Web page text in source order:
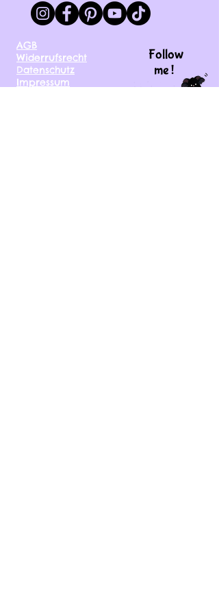
AGB
Widerrufsrecht
Datenschutz
Impressum
Follow
me !